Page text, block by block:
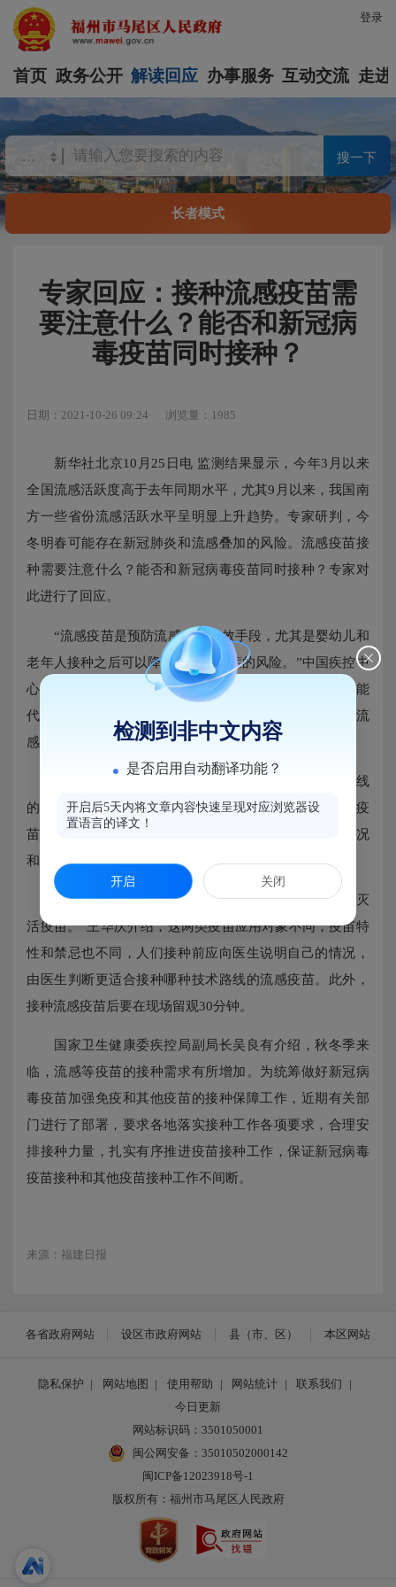
登录
首页 政务公开 解读回应 办事服务 互动交流 走进
搜一下
长者模式
专家回应：接种流感疫苗需
要注意什么？能否和新冠病
毒疫苗同时接种？
日期：2021-10-26 09:24 浏览量：1985
新华社北京10月25日电 监测结果显示，今年3月以来
全国流感活跃度高于去年同期水平，尤其9月以来，我国南
方一些省份流感活跃水平呈明显上升趋势。专家研判，今
冬明春可能存在新冠肺炎和流感叠加的风险。流感疫苗接
种需要注意什么？能否和新冠病毒疫苗同时接种？专家对
此进行了回应。
“流感疫苗是预防流感的最有效手段，尤其是婴幼儿和
老年人接种之后可以降低严重并发症的风险。”中国疾控中
心免疫规划首席专家王华庆表示，接种新冠病毒疫苗不能
代替流感疫苗，根据新冠病毒疫苗接种技术指南，建议流
感疫苗与新冠病毒疫苗的接种间隔在14天以上。
王华庆提示，既往接种流感疫苗，尤其是同技术路线
的疫苗，如出现急性过敏反应，后续不能接种此流感疫
苗。在接种过程中受种者要如实向接种医生报告健康状况
和用药史，有些药物会影响流感疫苗接种效果。
“目前接种的流感疫苗主要有两大类：减毒活疫苗和灭
活疫苗。”王华庆介绍，这两类疫苗应用对象不同，疫苗特
性和禁忌也不同，人们接种前应向医生说明自己的情况，
由医生判断更适合接种哪种技术路线的流感疫苗。此外，
接种流感疫苗后要在现场留观30分钟。
国家卫生健康委疾控局副局长吴良有介绍，秋冬季来
临，流感等疫苗的接种需求有所增加。为统筹做好新冠病
毒疫苗加强免疫和其他疫苗的接种保障工作，近期有关部
门进行了部署，要求各地落实接种工作各项要求，合理安
排接种力量，扎实有序推进疫苗接种工作，保证新冠病毒
疫苗接种和其他疫苗接种工作不间断。
来源：福建日报
各省政府网站 设区市政府网站 县（市、区） 本区网站
隐私保护 | 网站地图 | 使用帮助 | 网站统计 | 联系我们
|
今日更新
网站标识码：3501050001
闽公网安备：35010502000142
闽ICP备12023918号-1
版权所有：福州市马尾区人民政府
检测到非中文内容
是否启用自动翻译功能？
开启后5天内将文章内容快速呈现对应浏览器设
置语言的译文！
开启 关闭